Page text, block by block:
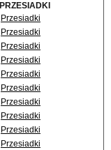
PRZESIADKI
Przesiadki
Przesiadki
Przesiadki
Przesiadki
Przesiadki
Przesiadki
Przesiadki
Przesiadki
Przesiadki
Przesiadki